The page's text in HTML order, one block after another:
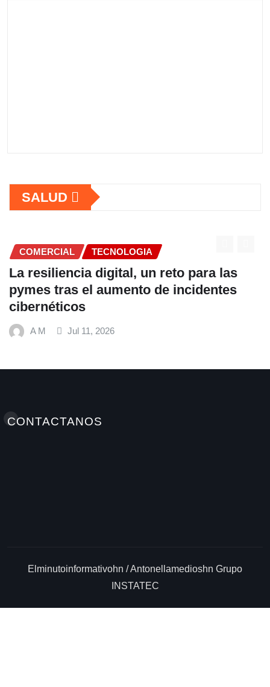
SALUD
COMERCIAL
Fundación Ficohsa fortalece la
alimentación escolar y promueve
hábitos saludables junto al Programa
Mundial de Alimentos y Nestlé
Elminutoinformativohn / Antonellamedioshn Grupo